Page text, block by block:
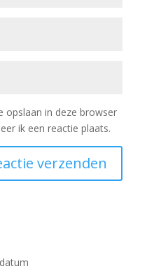
opslaan in deze browser
ik een reactie plaats.